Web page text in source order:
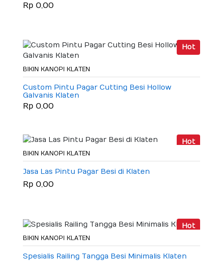
Rp 0,00
Hot
BIKIN KANOPI KLATEN
Custom Pintu Pagar Cutting Besi Hollow
Galvanis Klaten
Rp 0,00
Hot
BIKIN KANOPI KLATEN
Jasa Las Pintu Pagar Besi di Klaten
Rp 0,00
Hot
BIKIN KANOPI KLATEN
Spesialis Railing Tangga Besi Minimalis Klaten